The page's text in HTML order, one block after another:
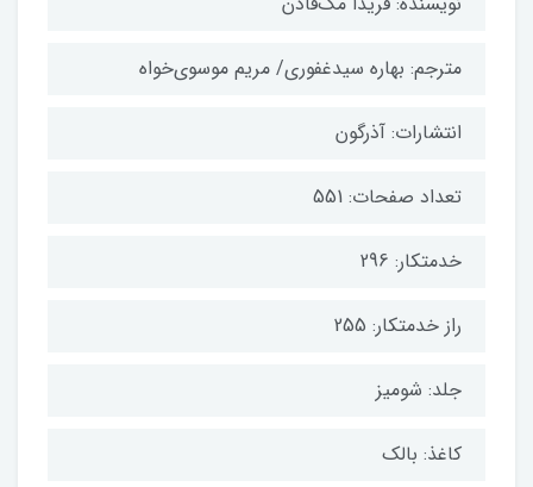
مترجم: بهاره سیدغفوری/ مریم موسوی‌خواه
انتشارات: آذرگون
تعداد صفحات: 551
خدمتکار: 296
راز خدمتکار: 255
جلد: شومیز
کاغذ: بالک